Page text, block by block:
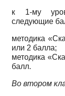
к 1-му
следующие
методика
или 2 балла;
методика
балл.
Во втором